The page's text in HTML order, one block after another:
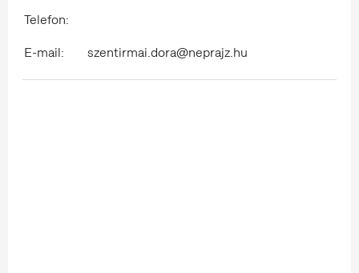
Telefon:
E-mail:
szentirmai.dora@neprajz.hu